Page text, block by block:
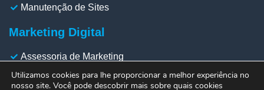
Manutenção de Sites
Marketing Digital
Assessoria de Marketing
Gestão de Redes Sociais
Gestão de Meta Ads
Utilizamos cookies para lhe proporcionar a melhor experiência no
nosso site. Você pode descobrir mais sobre quais cookies